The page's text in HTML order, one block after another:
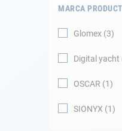
Tienda y ocio
MARCA
Glomex 3
Digital yacht
OSCAR 1
SIONYX 1